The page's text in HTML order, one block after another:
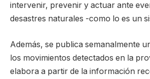
intervenir, prevenir y actuar ante
desastres naturales -como lo es un
Además, se publica semanalmente
los movimientos detectados en la
elabora a partir de la información